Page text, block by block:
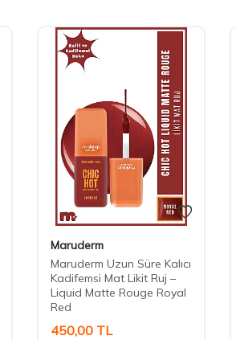
Maruderm
Maruderm Uzun Süre Kalıcı
Kadifemsi Mat Likit Ruj –
Liquid Matte Rouge Royal
Red
450,00 TL